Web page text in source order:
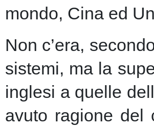
mondo, Cina ed
Non c’era,
sistemi, ma la
inglesi a quelle
avuto ragione del